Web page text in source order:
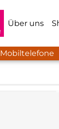
Über uns
Mobiltelefone